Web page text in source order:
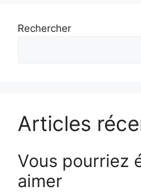
Rechercher
Articles
Vous pourriez
aimer